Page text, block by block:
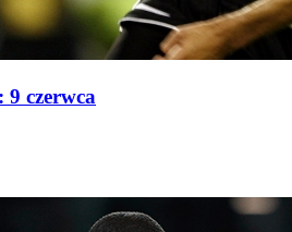
czerwca